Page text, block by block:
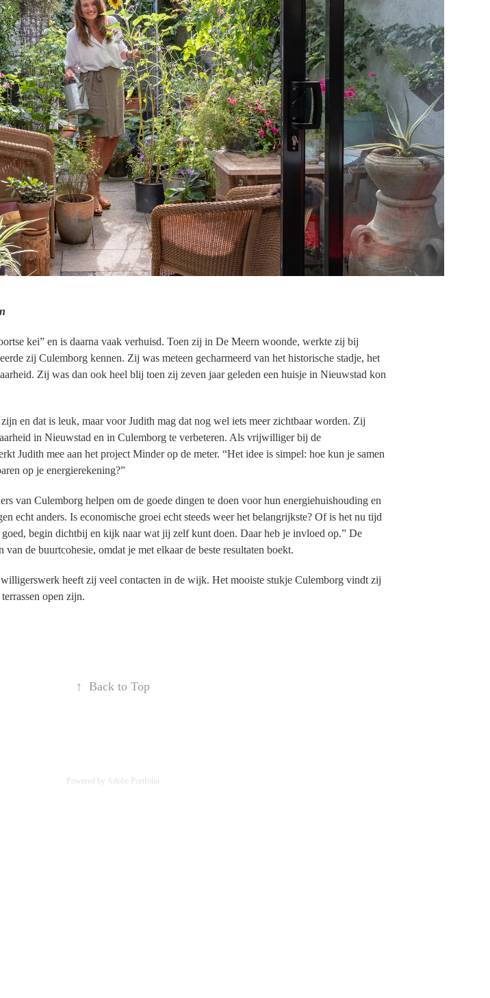
kei” en is daarna vaak verhuisd. Toen zij in De Meern woonde, werkte zij bij
zij Culemborg kennen. Zij was meteen gecharmeerd van het historische stadje, het
Zij was dan ook heel blij toen zij zeven jaar geleden een huisje in Nieuwstad kon
en dat is leuk, maar voor Judith mag dat nog wel iets meer zichtbaar worden. Zij
in Nieuwstad en in Culemborg te verbeteren. Als vrijwilliger bij de
Judith mee aan het project Minder op de meter. “Het idee is simpel: hoe kun je samen
op je energierekening?”
van Culemborg helpen om de goede dingen te doen voor hun energiehuishouding en
echt anders. Is economische groei echt steeds weer het belangrijkste? Of is het nu tijd
begin dichtbij en kijk naar wat jij zelf kunt doen. Daar heb je invloed op.” De
de buurtcohesie, omdat je met elkaar de beste resultaten boekt.
heeft zij veel contacten in de wijk. Het mooiste stukje Culemborg vindt zij
open zijn.
↑ Back to Top
Powered by Adobe Portfolio